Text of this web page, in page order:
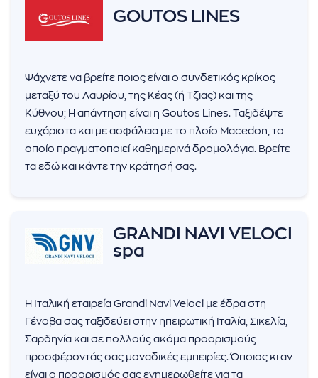
GOUTOS LINES
Ψάχνετε να βρείτε ποιος είναι ο συνδετικός κρίκος
μεταξύ του Λαυρίου, της Κέας (ή Τζιας) και της
Κύθνου; Η απάντηση είναι η Goutos Lines. Ταξιδέψτε
ευχάριστα και με ασφάλεια με το πλοίο Macedon, το
οποίο πραγματοποιεί καθημερινά δρομολόγια. Βρείτε
τα εδώ και κάντε την κράτησή σας.
GRANDI NAVI VELOCI
spa
Η Ιταλική εταιρεία Grandi Navi Veloci με έδρα στη
Γένοβα σας ταξιδεύει στην ηπειρωτική Ιταλία, Σικελία,
Σαρδηνία και σε πολλούς ακόμα προορισμούς
προσφέροντάς σας μοναδικές εμπειρίες. Όποιος κι αν
είναι ο προορισμός σας ενημερωθείτε για τα